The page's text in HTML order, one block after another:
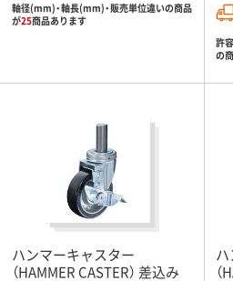
軸径(mm)・軸長(mm)・販売単位違いの商品
が25商品あります
許
の
ハンマーキャスター
（HAMMER CASTER） 差込み